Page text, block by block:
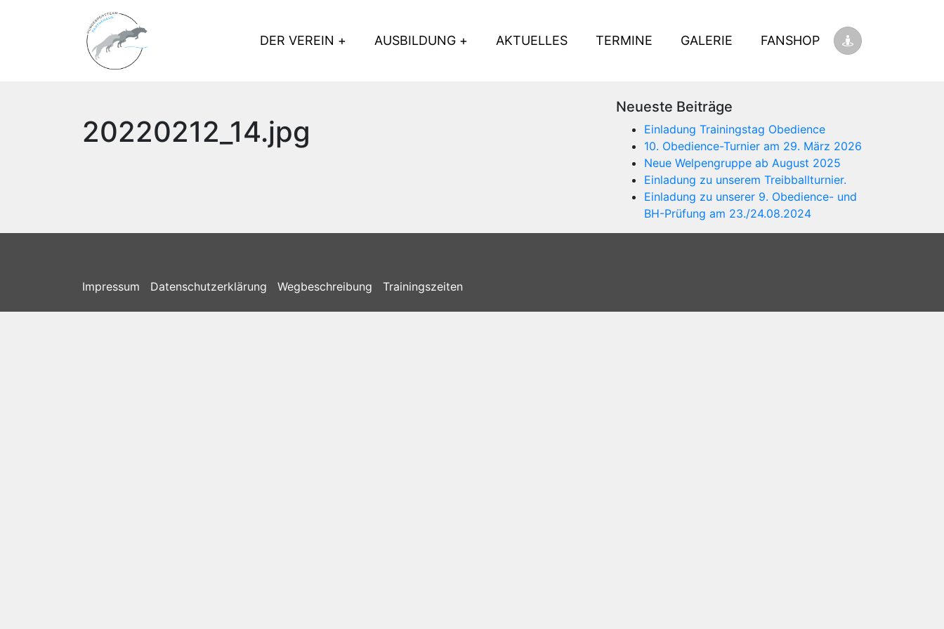
DER VEREIN AUSBILDUNG AKTUELLES TERMINE GALERIE FANSHOP
20220212_14.jpg
Neueste Beiträge
Einladung Trainingstag Obedience
10. Obedience-Turnier am 29. März 2026
Neue Welpengruppe ab August 2025
Einladung zu unserem Treibballturnier.
Einladung zu unserer 9. Obedience- und
BH-Prüfung am 23./24.08.2024
Impressum Datenschutzerklärung Wegbeschreibung Trainingszeiten